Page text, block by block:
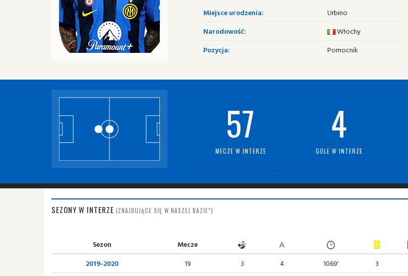
Miejsce urodzenia:
Urbino
Narodowość:
Włochy
Pozycja:
Pomocnik
57
MECZE W INTERZE
4
GOLE W INTERZE
SEZONY W INTERZE (ZNAJDUJĄCE SIĘ W NASZEJ BAZIE*)
Sezon Mecze
2019-2020
19 3 4 1069' 3